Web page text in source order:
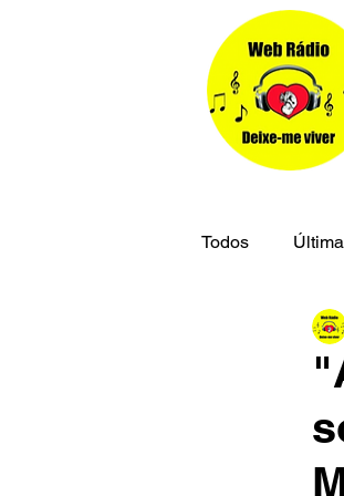
Todos
Economia
Segurança